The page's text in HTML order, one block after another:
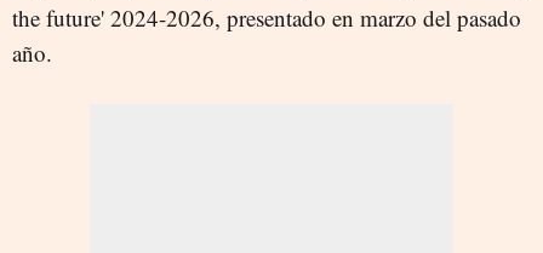
the future' 2024-2026, presentado en marzo del pasado
año.